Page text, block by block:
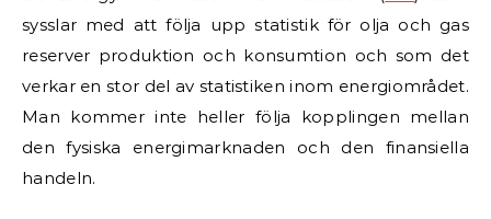
sysslar med att följa upp statistik för olja och gas
reserver produktion och konsumtion och som det
verkar en stor del av statistiken inom energiområdet.
Man kommer inte heller följa kopplingen mellan
den fysiska energimarknaden och den finansiella
handeln.